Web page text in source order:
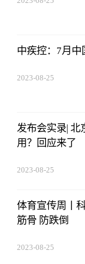
中疾控：7月中
2023-08-25
发布会实录| 北
用？回应来了
2023-08-25
体育宣传周丨
筋骨 防跌倒
2023-08-25